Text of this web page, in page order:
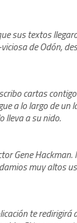
sus textos
de Odón,
cartas
a lo largo de
lleva a su nido.
Gene
muy altos
te